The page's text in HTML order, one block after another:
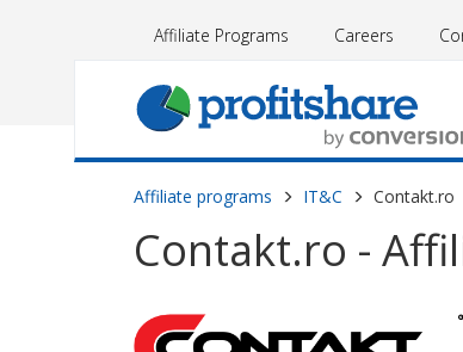
Affiliate Programs Careers
Affiliate programs IT&C Contakt.ro
Contakt.ro -